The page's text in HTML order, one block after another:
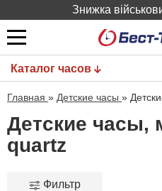
Знижка
Каталог часов
Главная » Детские часы »
Детские часы,
quartz
Фильтр